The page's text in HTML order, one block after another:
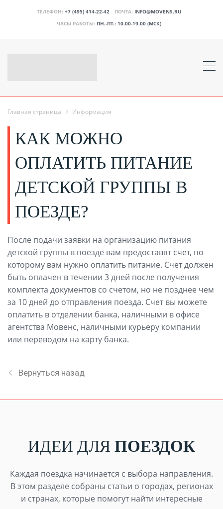
ТЕЛЕФОН: +7 (495) 414-22-42 ПОЧТА: INFO@MOVENS.RU
ЧАСЫ РАБОТЫ: ПН.-ПТ.: 10.00-19.00 (МСК)
Главная страница Информация
КАК МОЖНО
ОПЛАТИТЬ ПИТАНИЕ
ДЕТСКОЙ ГРУППЫ В
ПОЕЗДЕ?
После подачи заявки на организацию питания
детской группы в поезде вам предоставят счет, по
которому вам нужно оплатить питание. Счет должен
быть оплачен в течении 3 дней после получения
комплекта документов со счетом, но не позднее чем
за 10 дней до отправления поезда. Счет вы можете
оплатить в отделении банка, наличными в офисе
агентства Мовенс, наличными курьеру компании
или переводом на карту банка.
Вернуться назад
ИДЕИ ДЛЯ ПОЕЗДОК
Каждая поездка начинается с выбора направления.
В этом разделе собраны статьи о городах, регионах
и странах, которые помогут найти интересные